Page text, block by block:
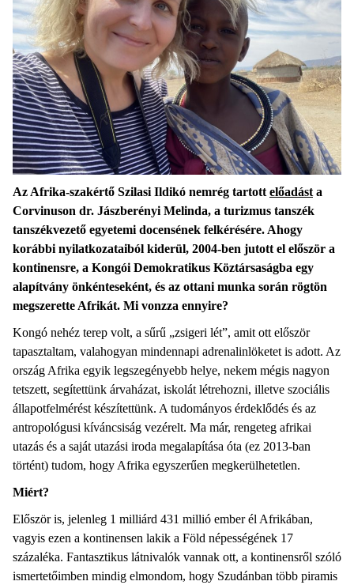
Az Afrika-szakértő Szilasi Ildikó nemrég tartott előadást a
Corvinuson dr. Jászberényi Melinda, a turizmus tanszék
tanszékvezető egyetemi docensének felkérésére. Ahogy
korábbi nyilatkozataiból kiderül, 2004-ben jutott el először a
kontinensre, a Kongói Demokratikus Köztársaságba egy
alapítvány önkénteseként, és az ottani munka során rögtön
megszerette Afrikát. Mi vonzza ennyire?
Kongó nehéz terep volt, a sűrű „zsigeri lét”, amit ott először
tapasztaltam, valahogyan mindennapi adrenalinlöketet is adott. Az
ország Afrika egyik legszegényebb helye, nekem mégis nagyon
tetszett, segítettünk árvaházat, iskolát létrehozni, illetve szociális
állapotfelmérést készítettünk. A tudományos érdeklődés és az
antropológusi kíváncsiság vezérelt. Ma már, rengeteg afrikai
utazás és a saját utazási iroda megalapítása óta (ez 2013-ban
történt) tudom, hogy Afrika egyszerűen megkerülhetetlen.
Miért?
Először is, jelenleg 1 milliárd 431 millió ember él Afrikában,
vagyis ezen a kontinensen lakik a Föld népességének 17
százaléka. Fantasztikus látnivalók vannak ott, a kontinensről szóló
ismertetőimben mindig elmondom, hogy Szudánban több piramis